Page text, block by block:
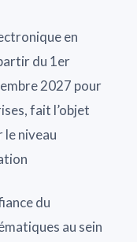
en
du 1er
2027 pour
fait l’objet
le niveau
du
au sein